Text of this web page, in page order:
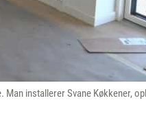
installerer Svane Køkkener,